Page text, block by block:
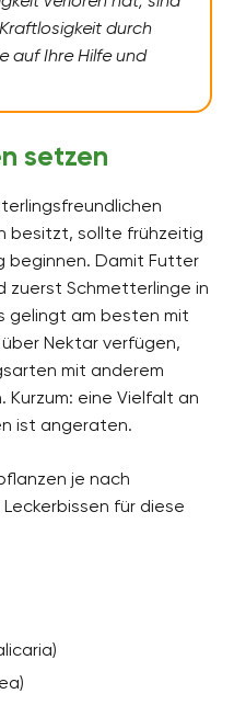
durch
auf Ihre Hilfe und
setzen
besitzt, sollte frühzeitig
beginnen. Damit Futter
zuerst Schmetterlinge in
gelingt am besten mit
Nektar verfügen,
mit anderem
eine Vielfalt an
ist angeraten.
je nach
für diese